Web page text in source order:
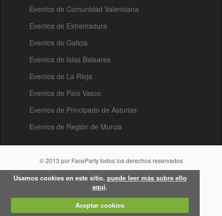
Eventos de Comunidad Valenciana
Eventos de Extremadura
Eventos de Galicia
Eventos de Islas Baleares
Eventos de La Rioja
Eventos de País Vasco
Eventos de Principado de Asturias
Eventos de Región de Murcia
© 2013 por FaceParty todos los derechos reservados
Usamos cookies en este sitio, puede leer más sobre ello
aquí.
Aceptar cookies